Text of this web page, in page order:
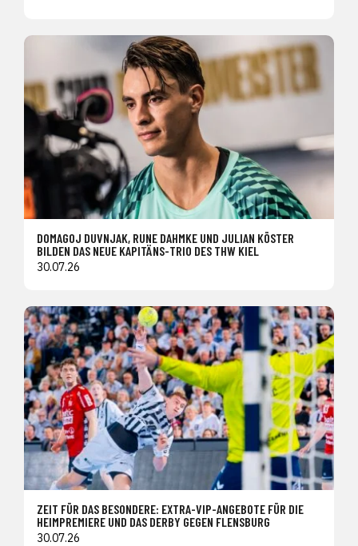
DOMAGOJ DUVNJAK, RUNE DAHMKE UND JULIAN KÖSTER
BILDEN DAS NEUE KAPITÄNS-TRIO DES THW KIEL
30.07.26
ZEIT FÜR DAS BESONDERE: EXTRA-VIP-ANGEBOTE FÜR DIE
HEIMPREMIERE UND DAS DERBY GEGEN FLENSBURG
30.07.26